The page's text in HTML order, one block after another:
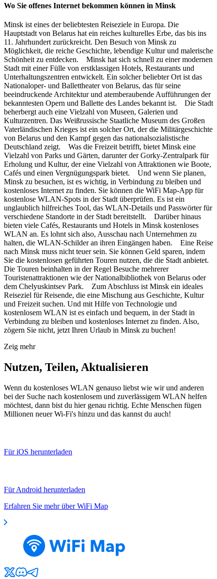
Wo Sie offenes Internet bekommen können in Minsk
Minsk ist eines der beliebtesten Reiseziele in Europa. Die
Hauptstadt von Belarus hat ein reiches kulturelles Erbe, das bis ins
11. Jahrhundert zurückreicht. Den Besuch von Minsk zu
Möglichkeit, die reiche Geschichte, lebendige Kultur und malerische
Schönheit zu entdecken. Minsk hat sich schnell zu einer modernen
Stadt mit einer Fülle von erstklassigen Hotels, Restaurants und
Unterhaltungszentren entwickelt. Ein solcher beliebter Ort ist das
Nationaloper- und Ballettheater von Belarus, das für seine
beeindruckende Architektur und atemberaubende Aufführungen der
bekanntesten Opern und Ballette des Landes bekannt ist. Die Stadt
beherbergt auch eine Vielzahl von Museen, Galerien und
Kulturzentren. Das Weißrussische Staatliche Museum des Großen
Vaterländischen Krieges ist ein solcher Ort, der die Militärgeschichte
von Belarus und den Kampf gegen das nationalsozialistische
Deutschland zeigt. Was die Freizeit betrifft, bietet Minsk eine
Vielzahl von Parks und Gärten, darunter der Gorky-Zentralpark für
Erholung und Kultur, der eine Vielzahl von Attraktionen wie Boote,
Cafés und einen Vergnügungspark bietet. Und wenn Sie planen,
Minsk zu besuchen, ist es wichtig, in Verbindung zu bleiben und
kostenloses Internet zu finden. Sie können die WiFi Map-App für
kostenlose WLAN-Spots in der Stadt überprüfen. Es ist ein
unglaublich hilfreiches Tool, das WLAN-Details und Passwörter für
verschiedene Standorte in der Stadt bereitstellt. Darüber hinaus
bieten viele Cafés, Restaurants und Hotels in Minsk kostenloses
WLAN an. Es lohnt sich also, Ausschau nach Unternehmen zu
halten, die WLAN-Schilder an ihren Eingängen haben. Eine Reise
nach Minsk muss nicht teuer sein. Sie können Geld sparen, indem
Sie die kostenlosen geführten Touren nutzen, die die Stadt anbietet.
Die Touren beinhalten in der Regel Besuche mehrerer
Touristenattraktionen wie der Nationalbibliothek von Belarus oder
dem Chelyuskintsev Park. Zum Abschluss ist Minsk ein ideales
Reiseziel für Reisende, die eine Mischung aus Geschichte, Kultur
und Freizeit suchen. Und mit Hilfe von Technologie und
kostenlosem WLAN ist es einfach und bequem, in der Stadt in
Verbindung zu bleiben und kostenloses Internet zu finden. Also,
zögern Sie nicht, jetzt Ihren Urlaub in Minsk zu buchen!
Zeig mehr
Nutzen, Teilen, Aktualisieren
Wenn du kostenloses WLAN genauso liebst wie wir und anderen
bei der Suche nach kostenlosem und zuverlässigem WLAN helfen
möchtest, dann bist du hier genau richtig. Echte Menschen fügen
Millionen neuer Wi-Fi's hinzu und das kannst du auch!
Für iOS herunterladen
Für Android herunterladen
Erfahren Sie mehr über WiFi Map